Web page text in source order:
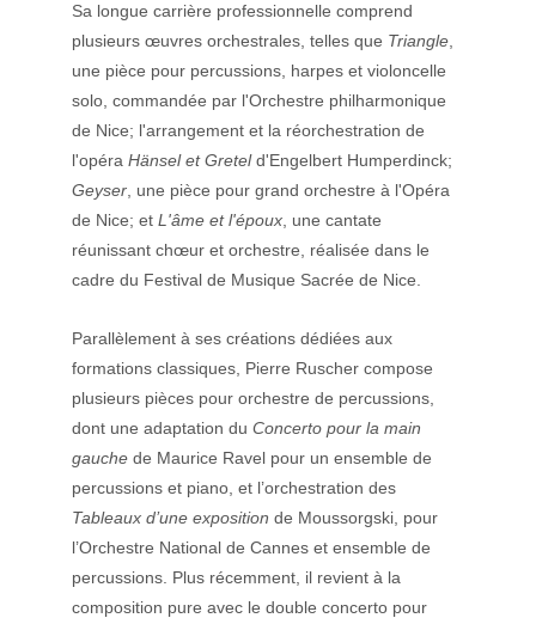
Sa longue carrière professionnelle comprend
plusieurs œuvres orchestrales, telles que Triangle
une pièce pour percussions, harpes et violoncelle
solo, commandée par l'Orchestre philharmonique
de Nice; l'arrangement et la réorchestration de
l'opéra Hänsel et Gretel d'Engelbert Humperdinck;
Geyser , une pièce pour grand orchestre à l'Opéra
de Nice; et L'âme et l'époux , une cantate
réunissant chœur et orchestre, réalisée dans le
cadre du Festival de Musique Sacrée de Nice.
Parallèlement à ses créations dédiées aux
formations classiques, Pierre Ruscher compose
plusieurs pièces pour orchestre de percussions,
dont une adaptation du Concerto pour la main
gauche de Maurice Ravel pour un ensemble de
percussions et piano, et l’orchestration des
Tableaux d’une exposition de Moussorgski, pour
l’Orchestre National de Cannes et ensemble de
percussions. Plus récemment, il revient à la
composition pure avec le double concerto pour